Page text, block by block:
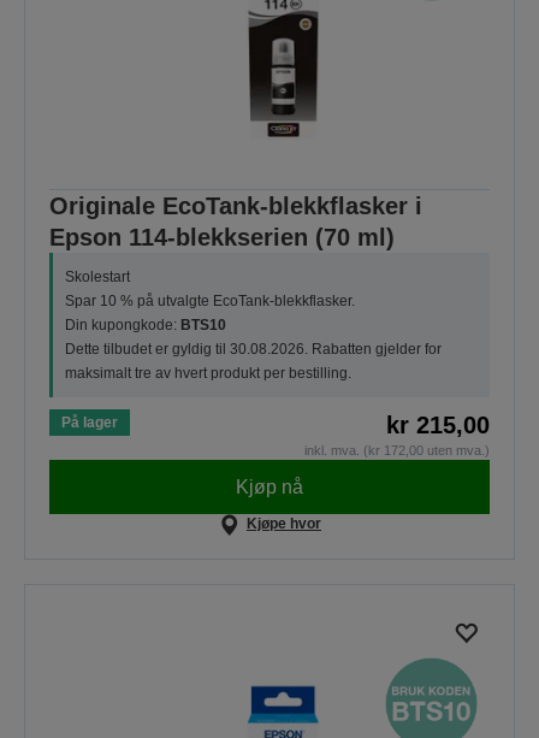
Originale EcoTank-blekkflasker i
Epson 114-blekkserien (70 ml)
Skolestart
Spar 10 % på utvalgte EcoTank-blekkflasker.
Din kupongkode: BTS10
Dette tilbudet er gyldig til 30.08.2026. Rabatten gjelder for
maksimalt tre av hvert produkt per bestilling.
På lager kr 215,00
inkl. mva. (kr 172,00 uten mva.)
Kjøp nå
Kjøpe hvor